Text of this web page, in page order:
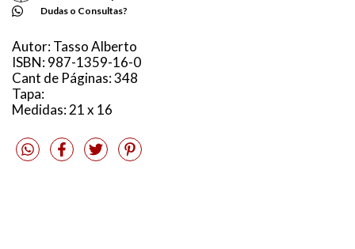
Dudas o Consultas?
Autor: Tasso Alberto
ISBN: 987-1359-16-0
Cant de Páginas: 348
Tapa:
Medidas: 21 x 16